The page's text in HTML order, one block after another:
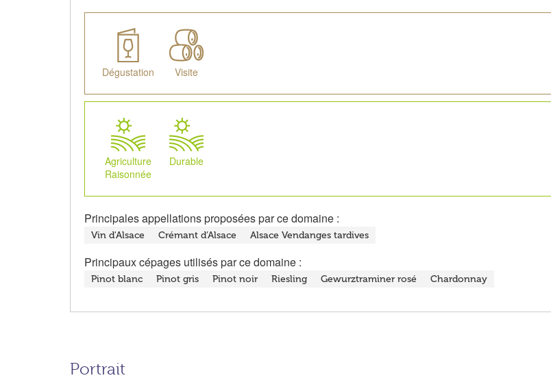
Dégustation Visite
Agriculture
Raisonnée
Durable
Principales appellations proposées par ce domaine :
Vin d'Alsace Crémant d’Alsace Alsace Vendanges tardives
Principaux cépages utilisés par ce domaine :
Pinot blanc Pinot gris Pinot noir Riesling Gewurztraminer rosé Chardonnay
Portrait